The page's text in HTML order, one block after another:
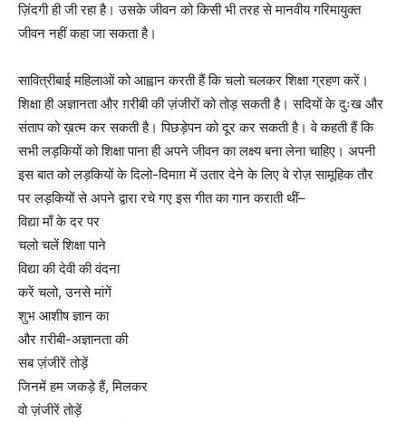
ज़िंदगी ही जी रहा है। उसके जीवन को किसी भी तरह से मानवीय गरिमायुक्त
जीवन नहीं कहा जा सकता है।
सावित्रीबाई महिलाओं को आह्वान करती हैं कि चलो चलकर शिक्षा ग्रहण करें।
शिक्षा ही अज्ञानता और ग़रीबी की ज़ंजीरों को तोड़ सकती है। सदियों के दुःख और
संताप को ख़त्म कर सकती है। पिछड़ेपन को दूर कर सकती है। वे कहती हैं कि
सभी लड़कियों को शिक्षा पाना ही अपने जीवन का लक्ष्य बना लेना चाहिए। अपनी
इस बात को लड़कियों के दिलो-दिमाग़ में उतार देने के लिए वे रोज़ सामूहिक तौर
पर लड़कियों से अपने द्वारा रचे गए इस गीत का गान कराती थीं–
विद्या माँ के दर पर
चलो चलें शिक्षा पाने
विद्या की देवी की वंदना
करें चलो, उनसे मांगें
शुभ आशीष ज्ञान का
और ग़रीबी-अज्ञानता की
सब ज़ंजीरें तोड़ें
जिनमें हम जकड़े हैं, मिलकर
वो ज़ंजीरें तोड़ें